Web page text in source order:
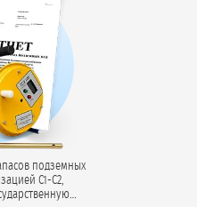
подземных
С1-С2,